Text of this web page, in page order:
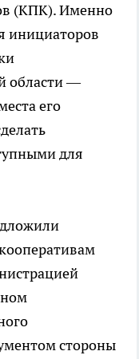
(КПК). Именно
инициаторов
области —
его
для
стороны